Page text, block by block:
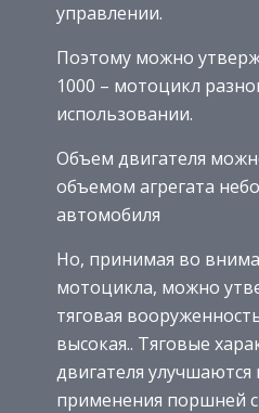
управлении.
Поэтому можно
1000 – мотоцикл
использовании.
Объем двигателя
объемом агрегата
автомобиля
Но, принимая во
мотоцикла, можно
тяговая
высокая.. Тяговые
двигателя улучшаются
применения поршней